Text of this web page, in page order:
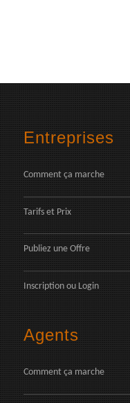
Entreprises
Comment ça marche
Tarifs et Prix
Publiez une Offre
Inscription ou Login
Agents
Comment ça marche